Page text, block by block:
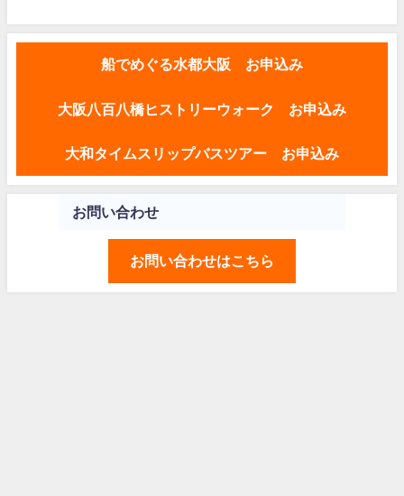
船でめぐる水都大阪 お申込み
大阪八百八橋ヒストリーウォーク お申込み
大和タイムスリップバスツアー お申込み
お問い合わせ
お問い合わせはこちら